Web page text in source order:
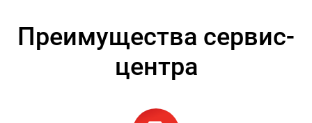
Преимущества сервис-
центра